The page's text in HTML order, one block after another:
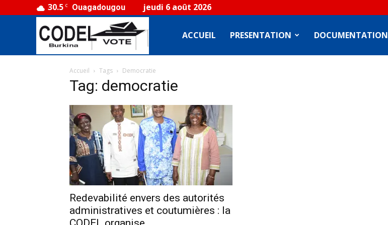
30.5 C Ouagadougou jeudi 6 août 2026
Burkina
ACCUEIL PRESENTATION DOCUMENTATION
Accueil Tags Democratie
Tag: democratie
Redevabilité envers des autorités
administratives et coutumières : la